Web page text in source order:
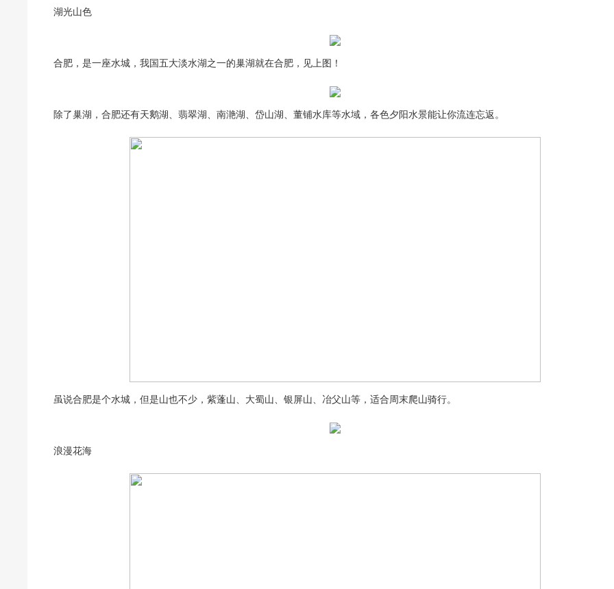
湖光山色
合肥，是一座水城，我国五大淡水湖之一的巢湖就在合肥，见上图！
除了巢湖，合肥还有天鹅湖、翡翠湖、南滟湖、岱山湖、董铺水库等水域，各色夕阳水景能让你流连忘返。
虽说合肥是个水城，但是山也不少，紫蓬山、大蜀山、银屏山、冶父山等，适合周末爬山骑行。
浪漫花海